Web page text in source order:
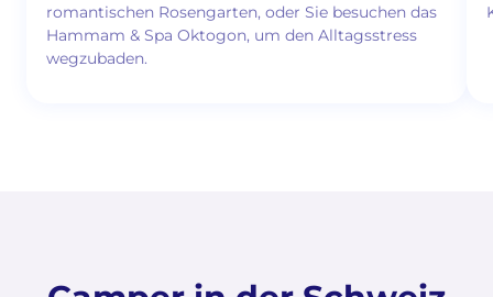
romantischen Rosengarten, oder Sie besuchen das
Hammam & Spa Oktogon, um den Alltagsstress
wegzubaden.